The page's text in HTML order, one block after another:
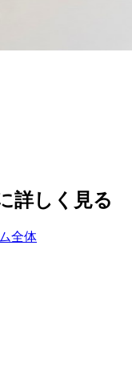
詳しく見る
全体